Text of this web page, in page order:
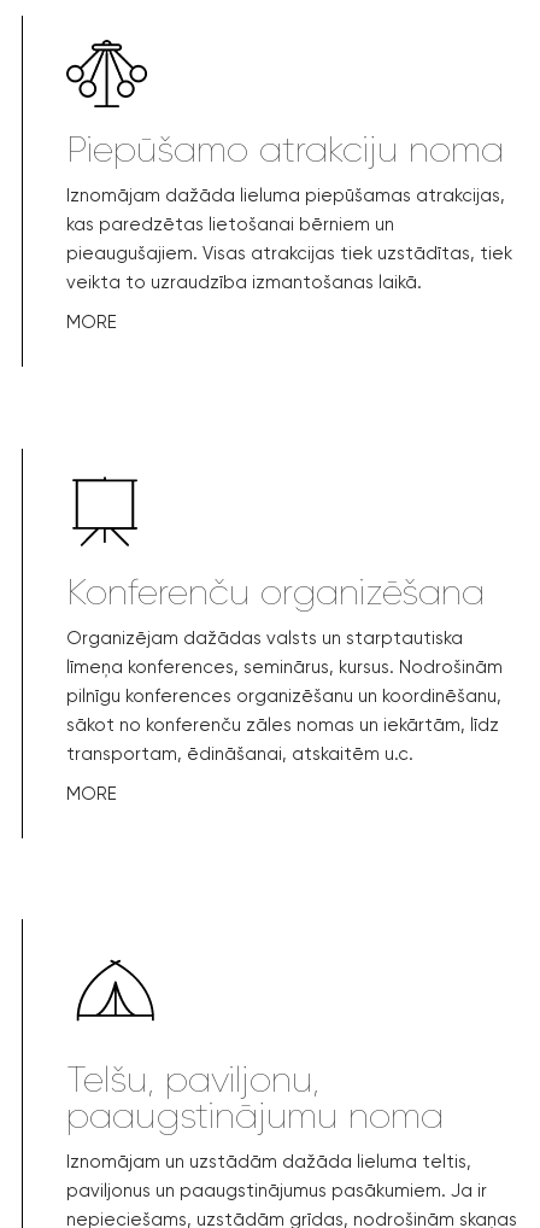
Piepūšamo atrakciju noma
Iznomājam dažāda lieluma piepūšamas atrakcijas,
kas paredzētas lietošanai bērniem un
pieaugušajiem. Visas atrakcijas tiek uzstādītas, tiek
veikta to uzraudzība izmantošanas laikā.
MORE
Konferenču organizēšana
Organizējam dažādas valsts un starptautiska
līmeņa konferences, seminārus, kursus. Nodrošinām
pilnīgu konferences organizēšanu un koordinēšanu,
sākot no konferenču zāles nomas un iekārtām, līdz
transportam, ēdināšanai, atskaitēm u.c.
MORE
Telšu, paviljonu,
paaugstinājumu noma
Iznomājam un uzstādām dažāda lieluma teltis,
paviljonus un paaugstinājumus pasākumiem. Ja ir
nepieciešams, uzstādām grīdas, nodrošinām skaņas